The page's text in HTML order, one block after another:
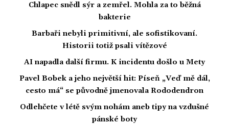
Chlapec snědl sýr a zemřel. Mohla za to běžná
bakterie
Barbaři nebyli primitivní, ale sofistikovaní.
Historii totiž psali vítězové
AI napadla další firmu. K incidentu došlo u Mety
Pavel Bobek a jeho největší hit: Píseň „Veď mě dál,
cesto má“ se původně jmenovala Rododendron
Odlehčete v létě svým nohám aneb tipy na vzdušné
pánské boty